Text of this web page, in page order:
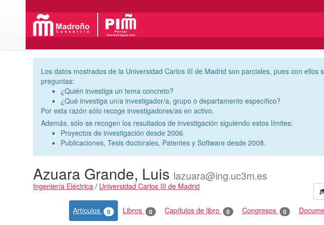
Los datos mostrados de la Universidad Carlos III de Madrid son parciales, pues con ellos
preguntas:
¿Quién investiga un tema concreto?
¿Qué investiga un/a investigador/a, grupo o departamento específico?
Por esta razón sólo recoge investigadores/as en activo.
Además, sólo se recogen los resultados de investigación siguiendo estos límites:
Proyectos de investigación desde 2006.
Publicaciones, Tesis doctorales, Patentes y Software desde 2008.
Azuara Grande, Luis lazuara@ing.uc3m.es
Ingeniería Eléctrica / Universidad Carlos III de Madrid
Actividades
Artículos 0 Libros 0 Capítulos de libro 0 Congresos 0